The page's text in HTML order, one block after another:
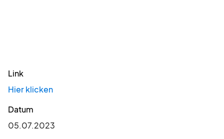
Link
Hier klicken
Datum
05.07.2023